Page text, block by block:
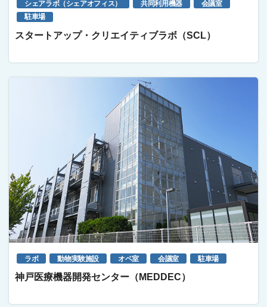
シェアラボ（シェアオフィス） 共同利用機器
会議室
駐車場
スタートアップ・クリエイティブラボ（SCL）
ラボ 動物実験施設 オペ室 会議室 駐車場
神戸医療機器開発センター（MEDDEC）